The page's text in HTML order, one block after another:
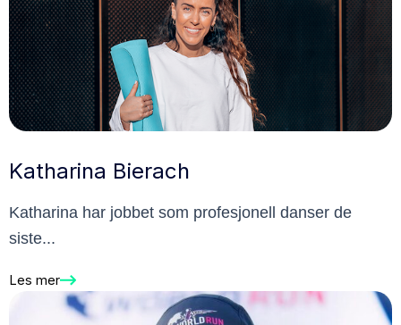
Katharina Bierach
Katharina har jobbet som profesjonell danser de
siste...
Les mer